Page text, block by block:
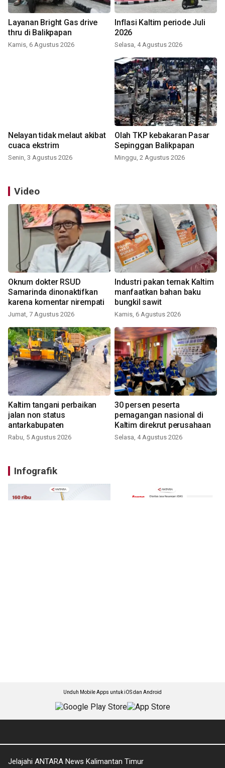
Layanan Bright Gas drive
thru di Balikpapan
Kamis, 6 Agustus 2026
Inflasi Kaltim periode Juli
2026
Selasa, 4 Agustus 2026
Nelayan tidak melaut akibat
cuaca ekstrim
Senin, 3 Agustus 2026
Olah TKP kebakaran Pasar
Sepinggan Balikpapan
Minggu, 2 Agustus 2026
Video
Oknum dokter RSUD
Samarinda dinonaktifkan
karena komentar nirempati
Jumat, 7 Agustus 2026
Industri pakan ternak Kaltim
manfaatkan bahan baku
bungkil sawit
Kamis, 6 Agustus 2026
Kaltim tangani perbaikan
jalan non status
antarkabupaten
Rabu, 5 Agustus 2026
30 persen peserta
pemagangan nasional di
Kaltim direkrut perusahaan
Selasa, 4 Agustus 2026
Infografik
Unduh Mobile Apps untuk iOS dan Android
Jelajahi ANTARA News Kalimantan Timur